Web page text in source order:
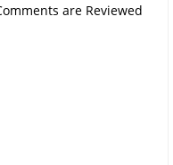
are Reviewed